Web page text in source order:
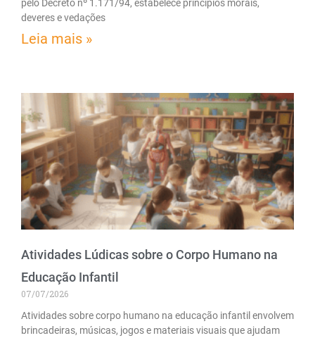
pelo Decreto nº 1.171/94, estabelece princípios morais,
deveres e vedações
Leia mais »
Atividades Lúdicas sobre o Corpo Humano na
Educação Infantil
07/07/2026
Atividades sobre corpo humano na educação infantil envolvem
brincadeiras, músicas, jogos e materiais visuais que ajudam